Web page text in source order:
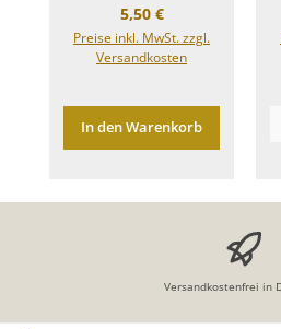
Regulärer Preis:
5,50 €
Preise inkl. MwSt. zzgl.
Versandkosten
In den Warenkorb
Versandkostenfrei in